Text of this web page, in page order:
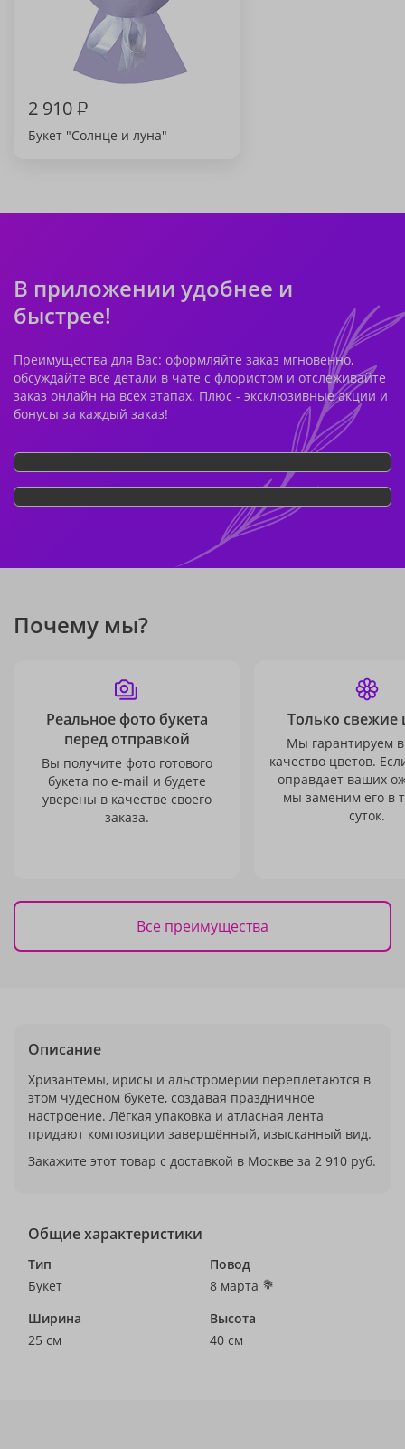
2 910₽
Букет "Солнце и луна"
В приложении удобнее и
быстрее!
Преимущества для Вас: оформляйте заказ мгновенно,
обсуждайте все детали в чате с флористом и отслеживайте
заказ онлайн на всех этапах. Плюс - эксклюзивные акции и
бонусы за каждый заказ!
Почему мы?
Реальное фото букета
перед отправкой
Вы получите фото готового
букета по e-mail и будете
уверены в качестве своего
заказа.
Только свежие
Мы гарантируем
качество цветов.
оправдает ваших
мы заменим его в
суток.
Все преимущества
Описание
Хризантемы, ирисы и альстромерии переплетаются в
этом чудесном букете, создавая праздничное
настроение. Лёгкая упаковка и атласная лента
придают композиции завершённый, изысканный вид.
Закажите этот товар с доставкой в Москве за 2 910 руб.
Общие характеристики
Тип
Букет
Повод
8 марта 💐
Ширина
25 см
Высота
40 см